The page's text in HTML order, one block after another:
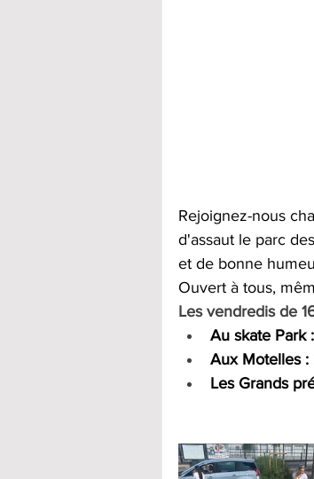
Rejoignez-nous
d'assaut le parc
et de bonne
Ouvert à tous,
Les vendredis de
Au skate Park
Aux Motelles :
Les Grands